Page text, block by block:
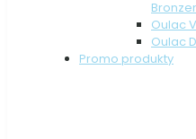
Bronzer
Oulac
Oulac
Promo produkty